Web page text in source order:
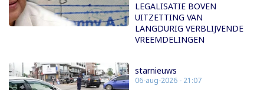
LEGALISATIE BOVEN
UITZETTING VAN
LANGDURIG VERBLIJVENDE
VREEMDELINGEN
starnieuws
06-aug-2026 - 21:07